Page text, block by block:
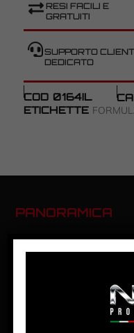
RESI FACILI E
GRATUITI
SUPPORTO
DEDICATO
COD 0164IL
ETICHETTE
PANORAMICA
FORMULA 86/
#27
2022
King
67mm